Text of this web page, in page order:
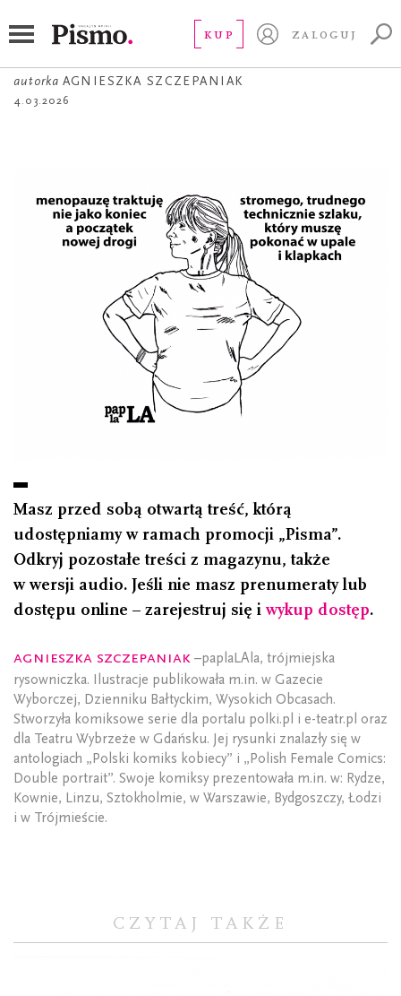
KUP ZALOGUJ
Początek nowej drogi
autorka AGNIESZKA SZCZEPANIAK
4.03.2026
Masz przed sobą otwartą treść, którą
udostępniamy w ramach promocji „Pisma”.
Odkryj pozostałe treści z magazynu, także
w wersji audio. Jeśli nie masz prenumeraty lub
dostępu online – zarejestruj się i wykup dostęp.
Agnieszka Szczepaniak –paplaLAla, trójmiejska
rysowniczka. Ilustracje publikowała m.in. w Gazecie
Wyborczej, Dzienniku Bałtyckim, Wysokich Obcasach.
Stworzyła komiksowe serie dla portalu polki.pl i e-teatr.pl oraz
dla Teatru Wybrzeże w Gdańsku. Jej rysunki znalazły się w
antologiach „Polski komiks kobiecy” i „Polish Female Comics:
Double portrait”. Swoje komiksy prezentowała m.in. w: Rydze,
Kownie, Linzu, Sztokholmie, w Warszawie, Bydgoszczy, Łodzi
i w Trójmieście.
CZYTAJ TAKŻE